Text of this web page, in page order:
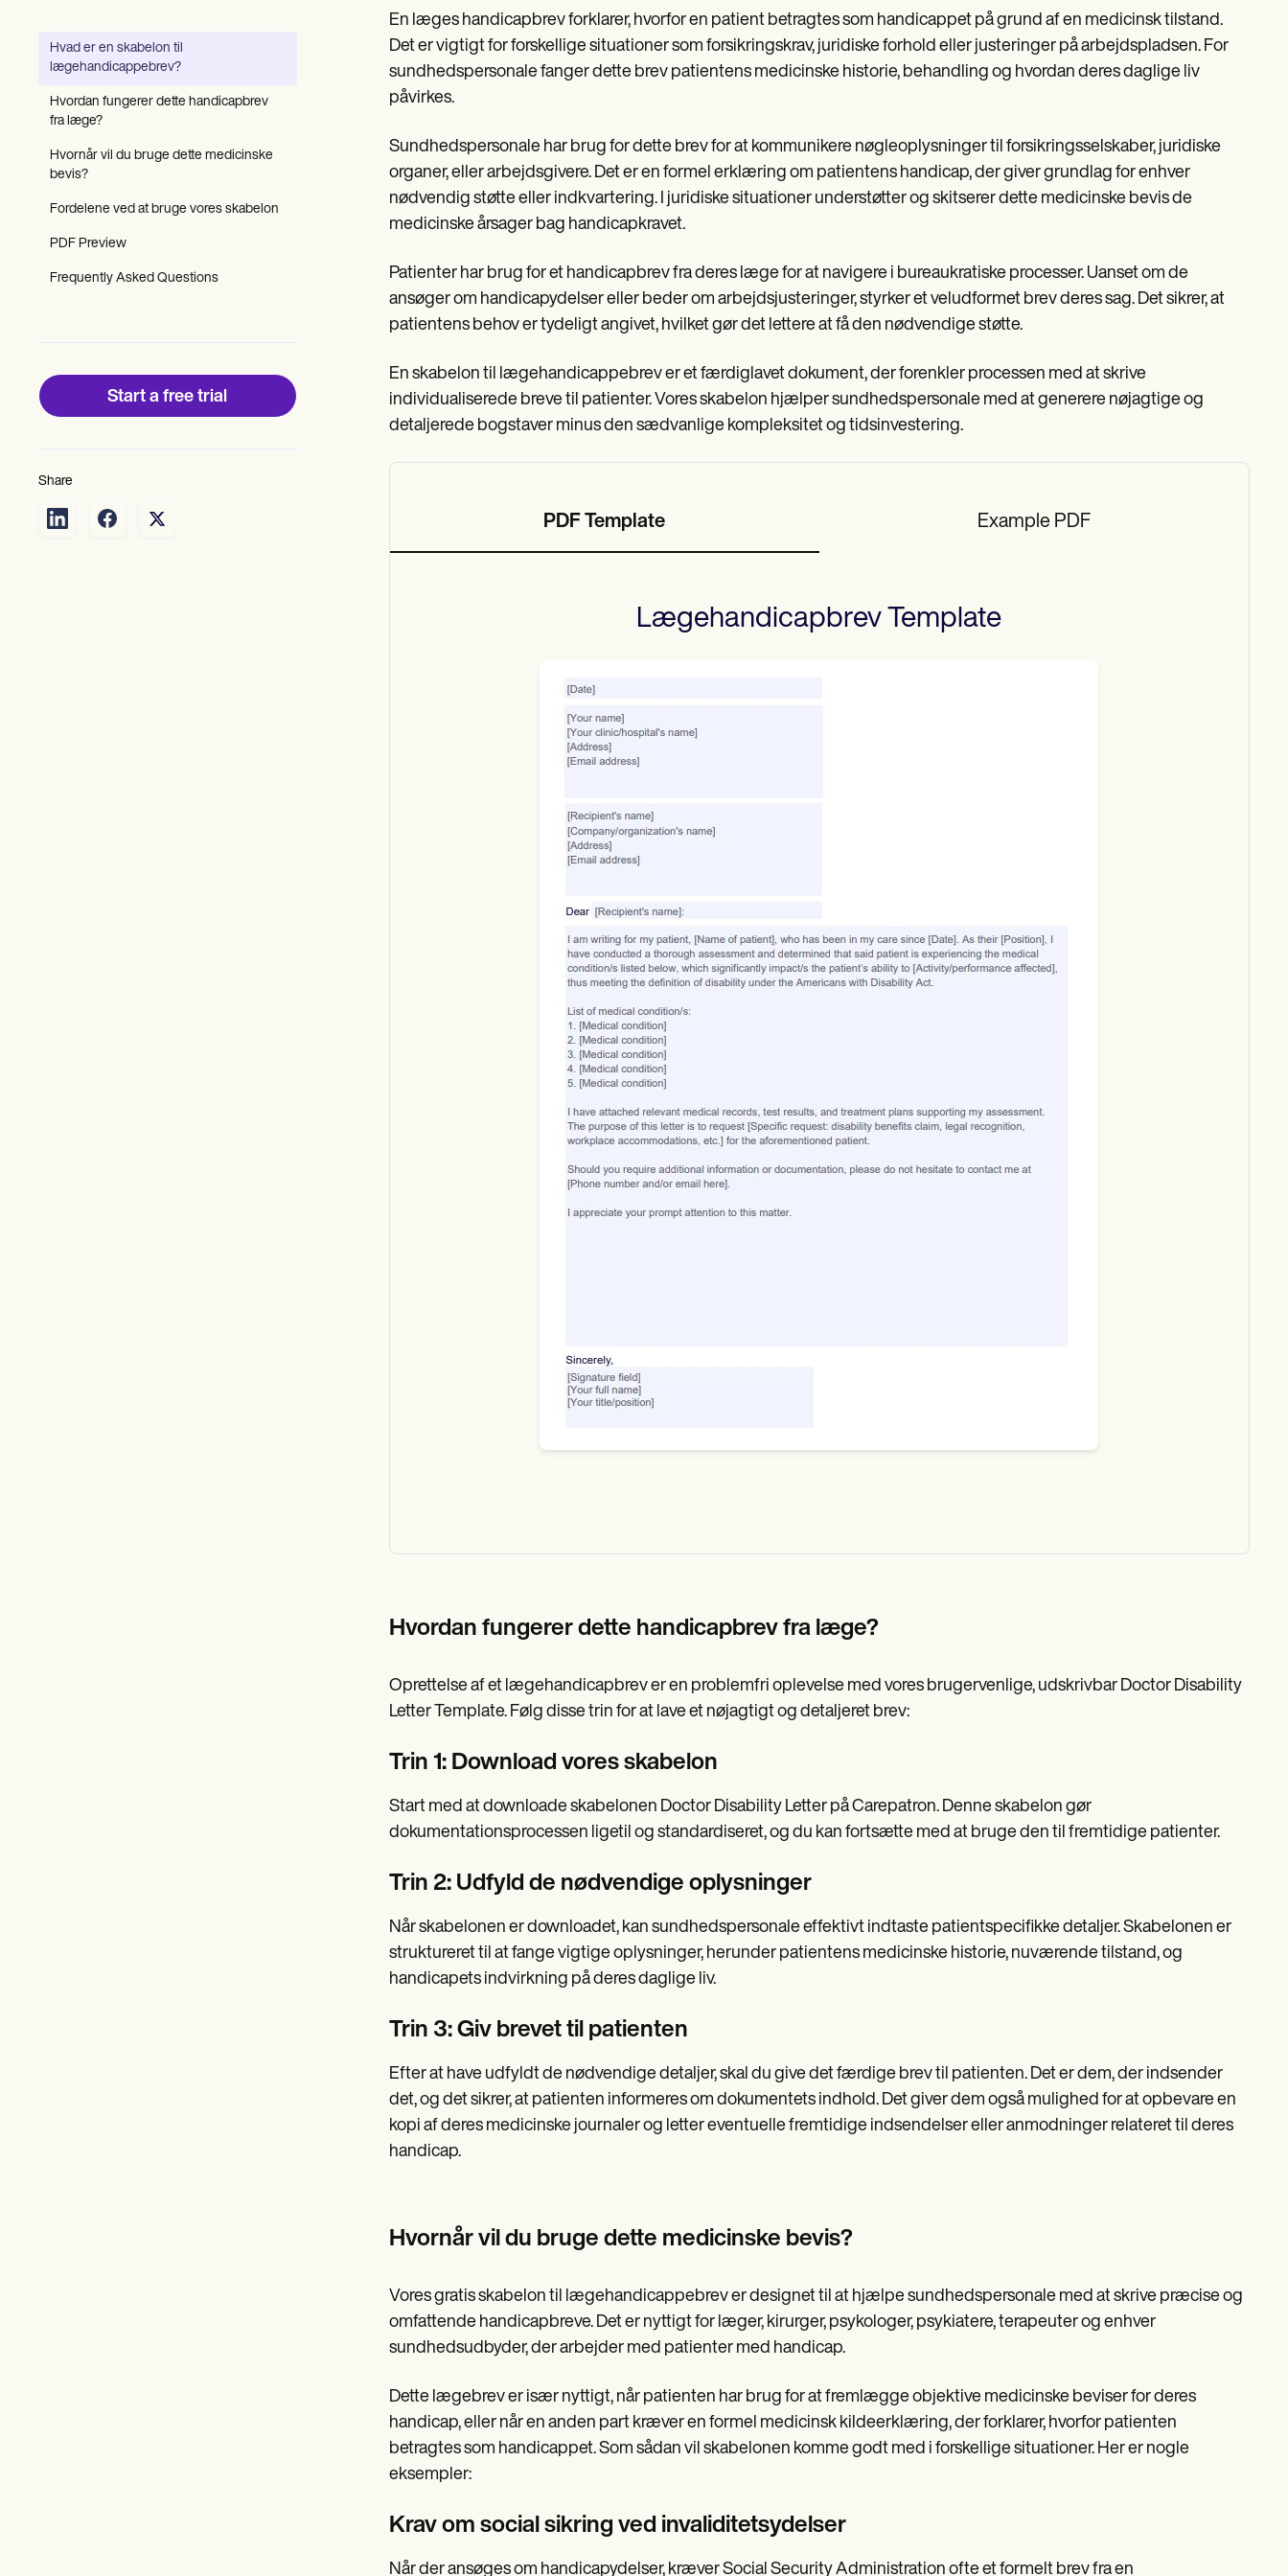
Training Hub
Switch to Carepatron
Become a Partner
Why Carepatron?
Hvad er en skabelon til
lægehandicappebrev?
Hvordan fungerer dette handicapbrev
fra læge?
Hvornår vil du bruge dette medicinske
bevis?
Fordelene ved at bruge vores skabelon
PDF Preview
Frequently Asked Questions
Start a free trial
Share
En læges handicapbrev forklarer, hvorfor en patient betragtes som handicappet på grund af en medicinsk tilstand.
Det er vigtigt for forskellige situationer som forsikringskrav, juridiske forhold eller justeringer på arbejdspladsen. For
sundhedspersonale fanger dette brev patientens medicinske historie, behandling og hvordan deres daglige liv
påvirkes.
Sundhedspersonale har brug for dette brev for at kommunikere nøgleoplysninger til forsikringsselskaber, juridiske
organer, eller arbejdsgivere. Det er en formel erklæring om patientens handicap, der giver grundlag for enhver
nødvendig støtte eller indkvartering. I juridiske situationer understøtter og skitserer dette medicinske bevis de
medicinske årsager bag handicapkravet.
Patienter har brug for et handicapbrev fra deres læge for at navigere i bureaukratiske processer. Uanset om de
ansøger om handicapydelser eller beder om arbejdsjusteringer, styrker et veludformet brev deres sag. Det sikrer, at
patientens behov er tydeligt angivet, hvilket gør det lettere at få den nødvendige støtte.
En skabelon til lægehandicappebrev er et færdiglavet dokument, der forenkler processen med at skrive
individualiserede breve til patienter. Vores skabelon hjælper sundhedspersonale med at generere nøjagtige og
detaljerede bogstaver minus den sædvanlige kompleksitet og tidsinvestering.
PDF Template Example PDF
Lægehandicapbrev Template
Hvordan fungerer dette handicapbrev fra læge?
Oprettelse af et lægehandicapbrev er en problemfri oplevelse med vores brugervenlige, udskrivbar Doctor Disability
Letter Template. Følg disse trin for at lave et nøjagtigt og detaljeret brev:
Trin 1: Download vores skabelon
Start med at downloade skabelonen Doctor Disability Letter på Carepatron. Denne skabelon gør
dokumentationsprocessen ligetil og standardiseret, og du kan fortsætte med at bruge den til fremtidige patienter.
Trin 2: Udfyld de nødvendige oplysninger
Når skabelonen er downloadet, kan sundhedspersonale effektivt indtaste patientspecifikke detaljer. Skabelonen er
struktureret til at fange vigtige oplysninger, herunder patientens medicinske historie, nuværende tilstand, og
handicapets indvirkning på deres daglige liv.
Trin 3: Giv brevet til patienten
Efter at have udfyldt de nødvendige detaljer, skal du give det færdige brev til patienten. Det er dem, der indsender
det, og det sikrer, at patienten informeres om dokumentets indhold. Det giver dem også mulighed for at opbevare en
kopi af deres medicinske journaler og letter eventuelle fremtidige indsendelser eller anmodninger relateret til deres
handicap.
Hvornår vil du bruge dette medicinske bevis?
Vores gratis skabelon til lægehandicappebrev er designet til at hjælpe sundhedspersonale med at skrive præcise og
omfattende handicapbreve. Det er nyttigt for læger, kirurger, psykologer, psykiatere, terapeuter og enhver
sundhedsudbyder, der arbejder med patienter med handicap.
Dette lægebrev er især nyttigt, når patienten har brug for at fremlægge objektive medicinske beviser for deres
handicap, eller når en anden part kræver en formel medicinsk kildeerklæring, der forklarer, hvorfor patienten
betragtes som handicappet. Som sådan vil skabelonen komme godt med i forskellige situationer. Her er nogle
eksempler:
Krav om social sikring ved invaliditetsydelser
Når der ansøges om handicapydelser, kræver Social Security Administration ofte et formelt brev fra en